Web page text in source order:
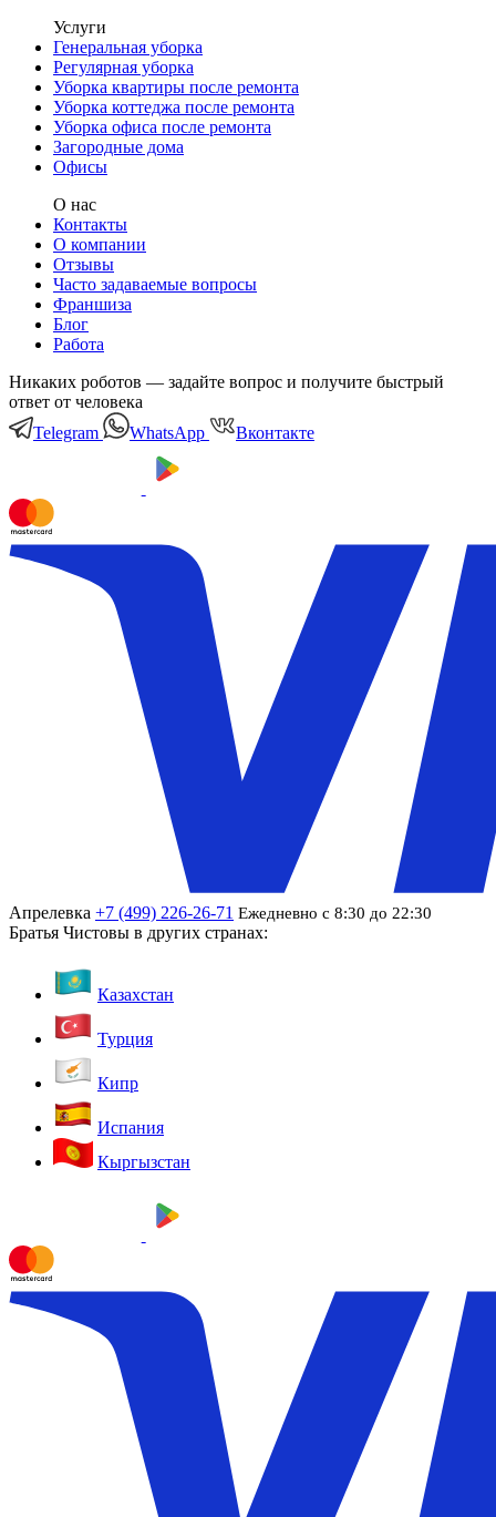
Услуги
Генеральная уборка
Регулярная уборка
Уборка квартиры после ремонта
Уборка коттеджа после ремонта
Уборка офиса после ремонта
Загородные дома
Офисы
О нас
Контакты
О компании
Отзывы
Часто задаваемые вопросы
Франшиза
Блог
Работа
Никаких роботов — задайте вопрос и получите быстрый
ответ от человека
Telegram
WhatsApp Вконтакте
Апрелевка +7 (499) 226-26-71 Ежедневно с 8:30 до 22:30
Братья Чистовы в других странах:
Казахстан
Турция
Кипр
Испания
Кыргызстан